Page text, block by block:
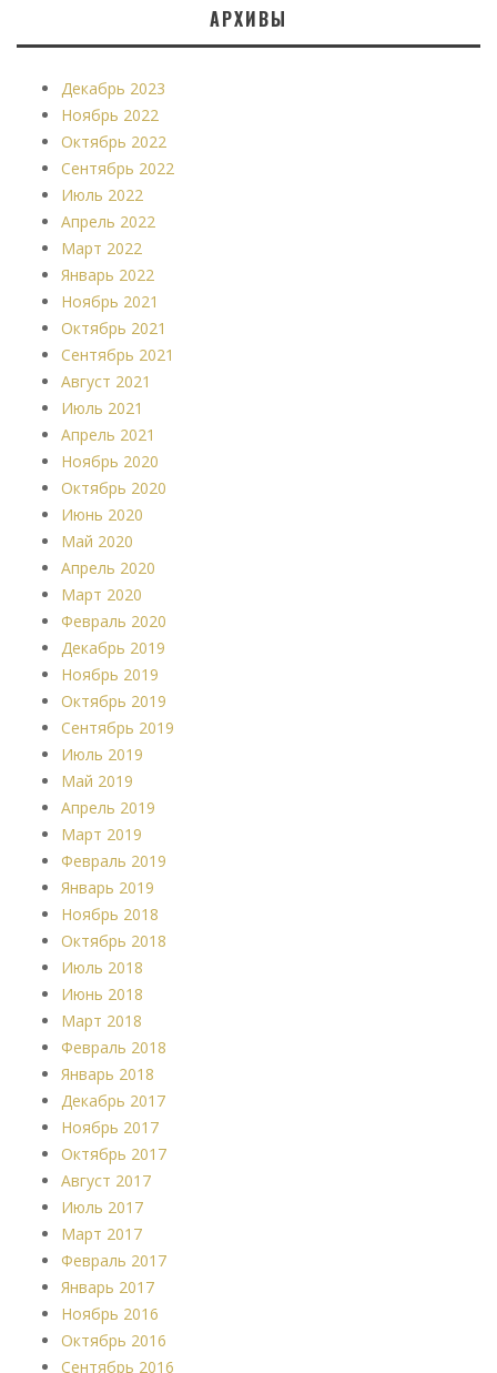
АРХИВЫ
Декабрь 2023
Ноябрь 2022
Октябрь 2022
Сентябрь 2022
Июль 2022
Апрель 2022
Март 2022
Январь 2022
Ноябрь 2021
Октябрь 2021
Сентябрь 2021
Август 2021
Июль 2021
Апрель 2021
Ноябрь 2020
Октябрь 2020
Июнь 2020
Май 2020
Апрель 2020
Март 2020
Февраль 2020
Декабрь 2019
Ноябрь 2019
Октябрь 2019
Сентябрь 2019
Июль 2019
Май 2019
Апрель 2019
Март 2019
Февраль 2019
Январь 2019
Ноябрь 2018
Октябрь 2018
Июль 2018
Июнь 2018
Март 2018
Февраль 2018
Январь 2018
Декабрь 2017
Ноябрь 2017
Октябрь 2017
Август 2017
Июль 2017
Март 2017
Февраль 2017
Январь 2017
Ноябрь 2016
Октябрь 2016
Сентябрь 2016